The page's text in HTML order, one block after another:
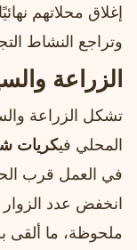
إغلاق محلاتهم
وتراجع النشاط
الزراعة
تشكل الزراعة
المحلي فيكريات
في العمل قرب
انخفض عدد الزوار
ملحوظة، ما ألقى